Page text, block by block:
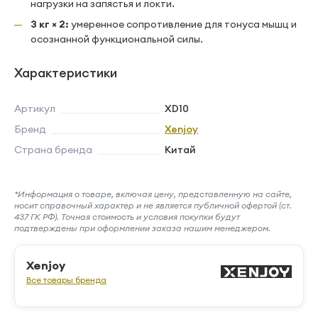
нагрузки на запястья и локти.
3 кг × 2: умеренное сопротивление для тонуса мышц и
осознанной функциональной силы.
Характеристики
Артикул
XD10
Бренд
Xenjoy
Страна бренда
Китай
*Информация о товаре, включая цену, представленную на сайте,
носит справочный характер и не является публичной офертой (ст.
437 ГК РФ). Точная стоимость и условия покупки будут
подтверждены при оформлении заказа нашим менеджером.
Xenjoy
Все товары бренда